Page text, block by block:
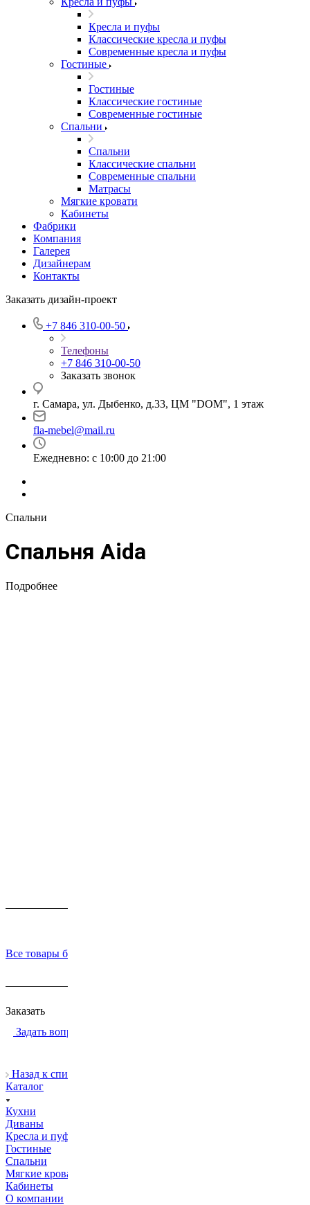
Кресла и пуфы
Классические кресла и пуфы
Современные кресла и пуфы
Гостиные
Гостиные
Классические гостиные
Современные гостиные
Спальни
Спальни
Классические спальни
Современные спальни
Матрасы
Мягкие кровати
Кабинеты
Фабрики
Компания
Галерея
Дизайнерам
Контакты
Заказать дизайн-проект
+7 846 310-00-50
Телефоны
+7 846 310-00-50
Заказать звонок
г. Самара, ул. Дыбенко, д.33, ЦМ "DOM", 1 этаж
fla-mebel@mail.ru
Ежедневно: с 10:00 до 21:00
Спальни
Спальня Aida
Подробнее
Все товары бренда Mobilpiu Luxury
Заказать
Задать вопрос
Назад к списку
Каталог
Кухни
Диваны
Кресла и пуфы
Гостиные
Спальни
Мягкие кровати
Кабинеты
О компании